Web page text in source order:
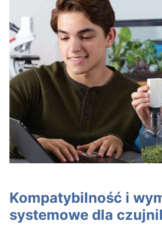
Kompatybilność i
systemowe dla